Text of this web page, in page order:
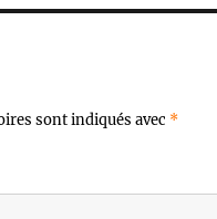
sont indiqués avec *